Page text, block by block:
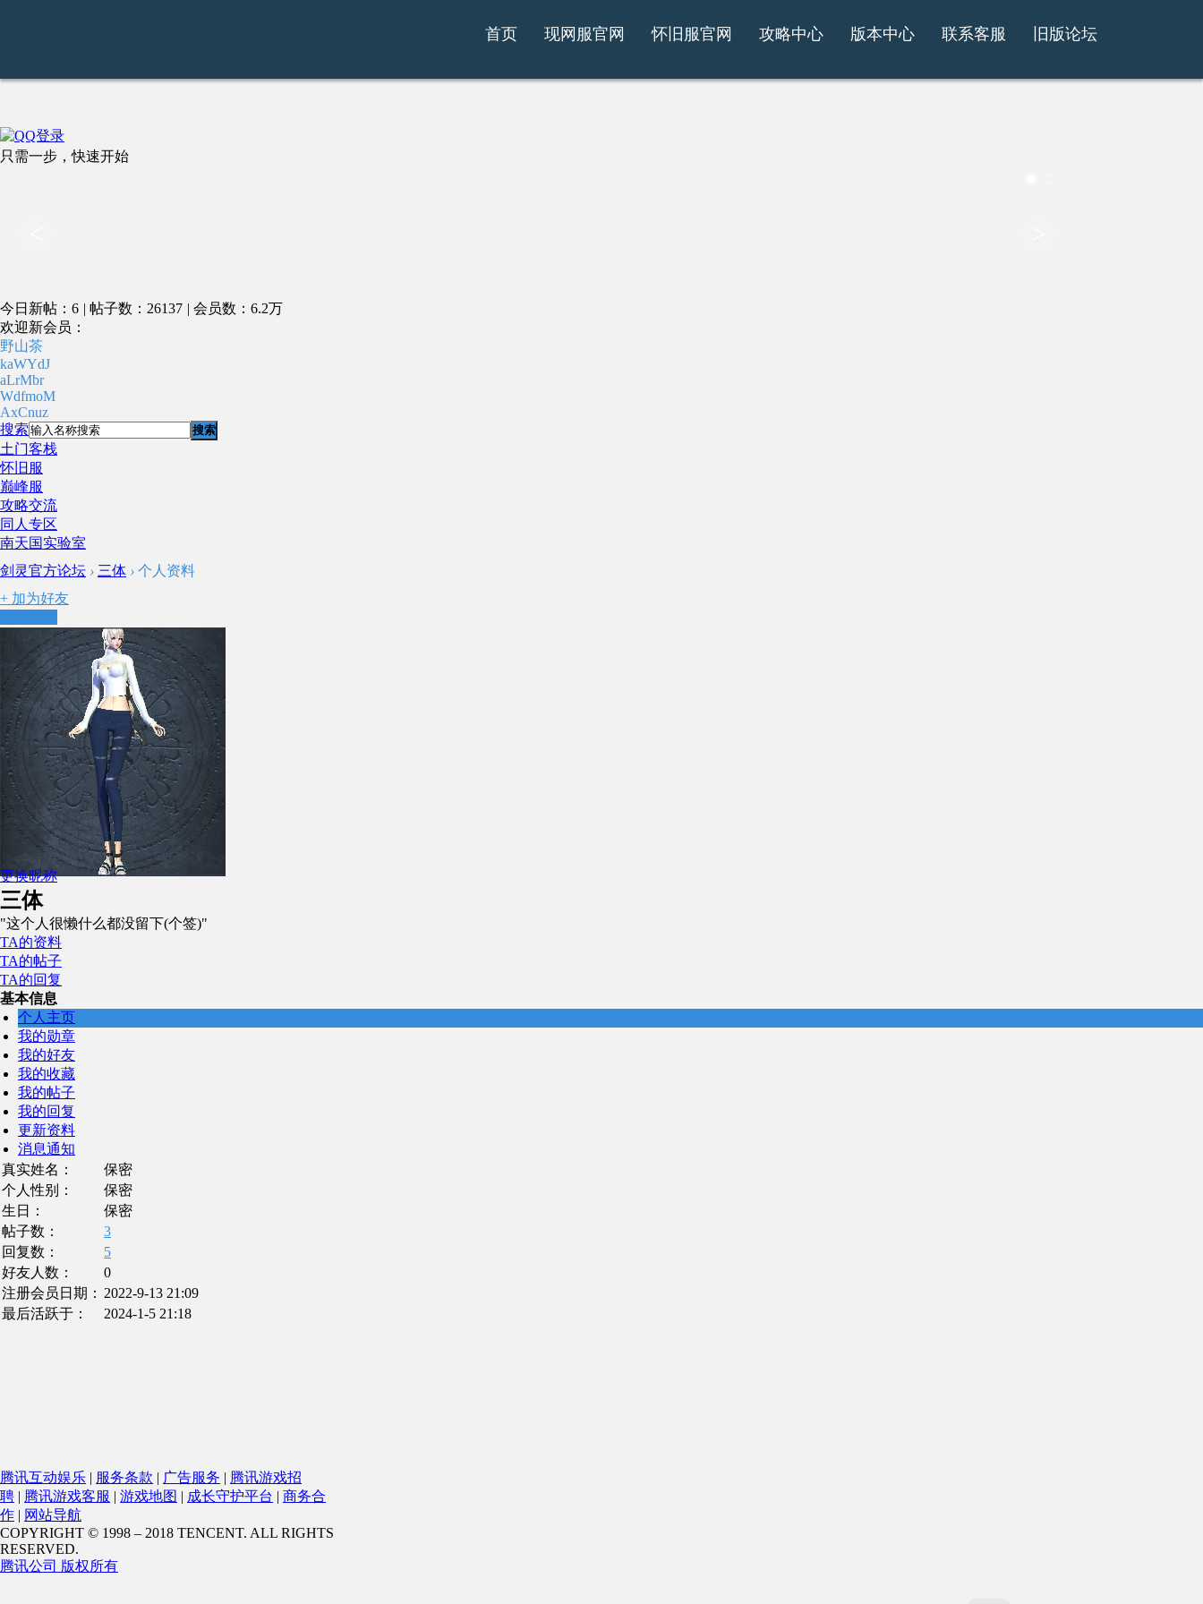
首页 现网服官网 怀旧服官网 攻略中心 版本中心 联系客服 旧版论坛
只需一步，快速开始
今日新帖：6 | 帖子数：26137 | 会员数：6.2万
欢迎新会员：
野山茶
kaWYdJ
aLrMbr
WdfmoM
AxCnuz
搜索
搜索
土门客栈
怀旧服
巅峰服
攻略交流
同人专区
南天国实验室
剑灵官方论坛 › 三体 › 个人资料
+ 加为好友
更换昵称
三体
"这个人很懒什么都没留下(个签)"
TA的资料
TA的帖子
TA的回复
基本信息
个人主页
我的勋章
我的好友
我的收藏
我的帖子
我的回复
更新资料
消息通知
真实姓名：
保密
个人性别：
保密
生日：
保密
帖子数：
3
回复数：
5
好友人数：
0
注册会员日期： 2022-9-13 21:09
最后活跃于：
2024-1-5 21:18
腾讯互动娱乐 | 服务条款 | 广告服务 | 腾讯游戏招
聘 | 腾讯游戏客服 | 游戏地图 | 成长守护平台 | 商务合
作 | 网站导航
COPYRIGHT © 1998 – 2018 TENCENT. ALL RIGHTS
RESERVED.
腾讯公司 版权所有